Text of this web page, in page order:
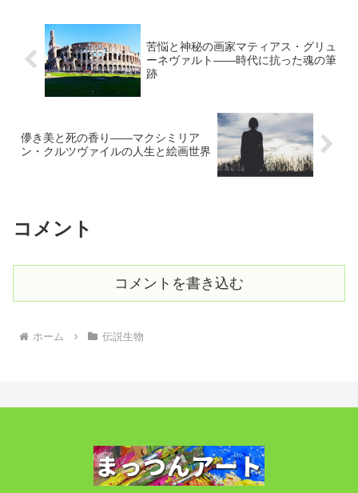
苦悩と神秘の画家マティアス・グリュ
ーネヴァルト――時代に抗った魂の筆
跡
儚き美と死の香り――マクシミリア
ン・クルツヴァイルの人生と絵画世界
コメント
コメントを書き込む
ホーム 伝説生物